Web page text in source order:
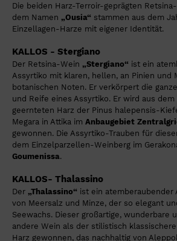
Die beiden Harz-Terroir-geprägten
dem Namen „Ousia“ stammen aus dem
Einzellagen-Harze mit eigener Identität.
KALLOS - Stergiano
Der Retsina-Wein „Stergiano“ ist ein
Assyrtiko mit klaren, hellen, an Pinien und
botanischen Noten. Er verkörpert die
und Reife eines Assyrtiko. Er wird aus dem
geernteten Harz der Pinus halepensis-
Megara in Attika im Anbaugebiet
gewonnen. Die Assyrtiko-Trauben für
dem Einzelparzellen-Weinberg im
Goumenissa.
KALLOS- Thalassino
Der „Thalassino“ ist ein atemberaubender
von Meersalz und Minze, der so elegant
Seewachs. Dieser großartige, wunderbare
andere Wein als der stilistisch
Harz gewonnen, das nachhaltig von